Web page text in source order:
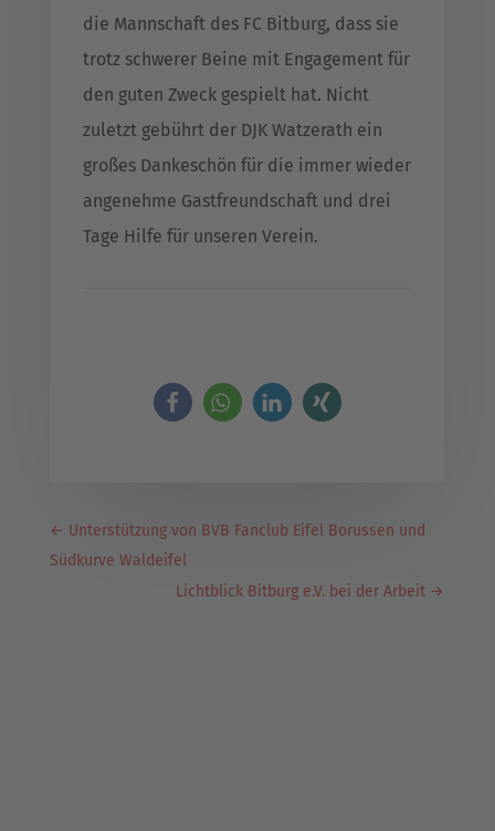
die Mannschaft des FC Bitburg, dass sie
trotz schwerer Beine mit Engagement für
den guten Zweck gespielt hat. Nicht
zuletzt gebührt der DJK Watzerath ein
großes Dankeschön für die immer wieder
angenehme Gastfreundschaft und drei
Tage Hilfe für unseren Verein.
← Unterstützung von BVB Fanclub Eifel Borussen und
Südkurve Waldeifel
Lichtblick Bitburg e.V. bei der Arbeit →